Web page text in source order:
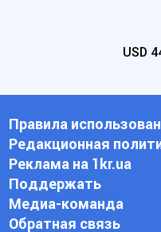
USD
Правила
Редакционная
Реклама на 1kr.ua
Поддержать
Медиа-команда
Обратная связь